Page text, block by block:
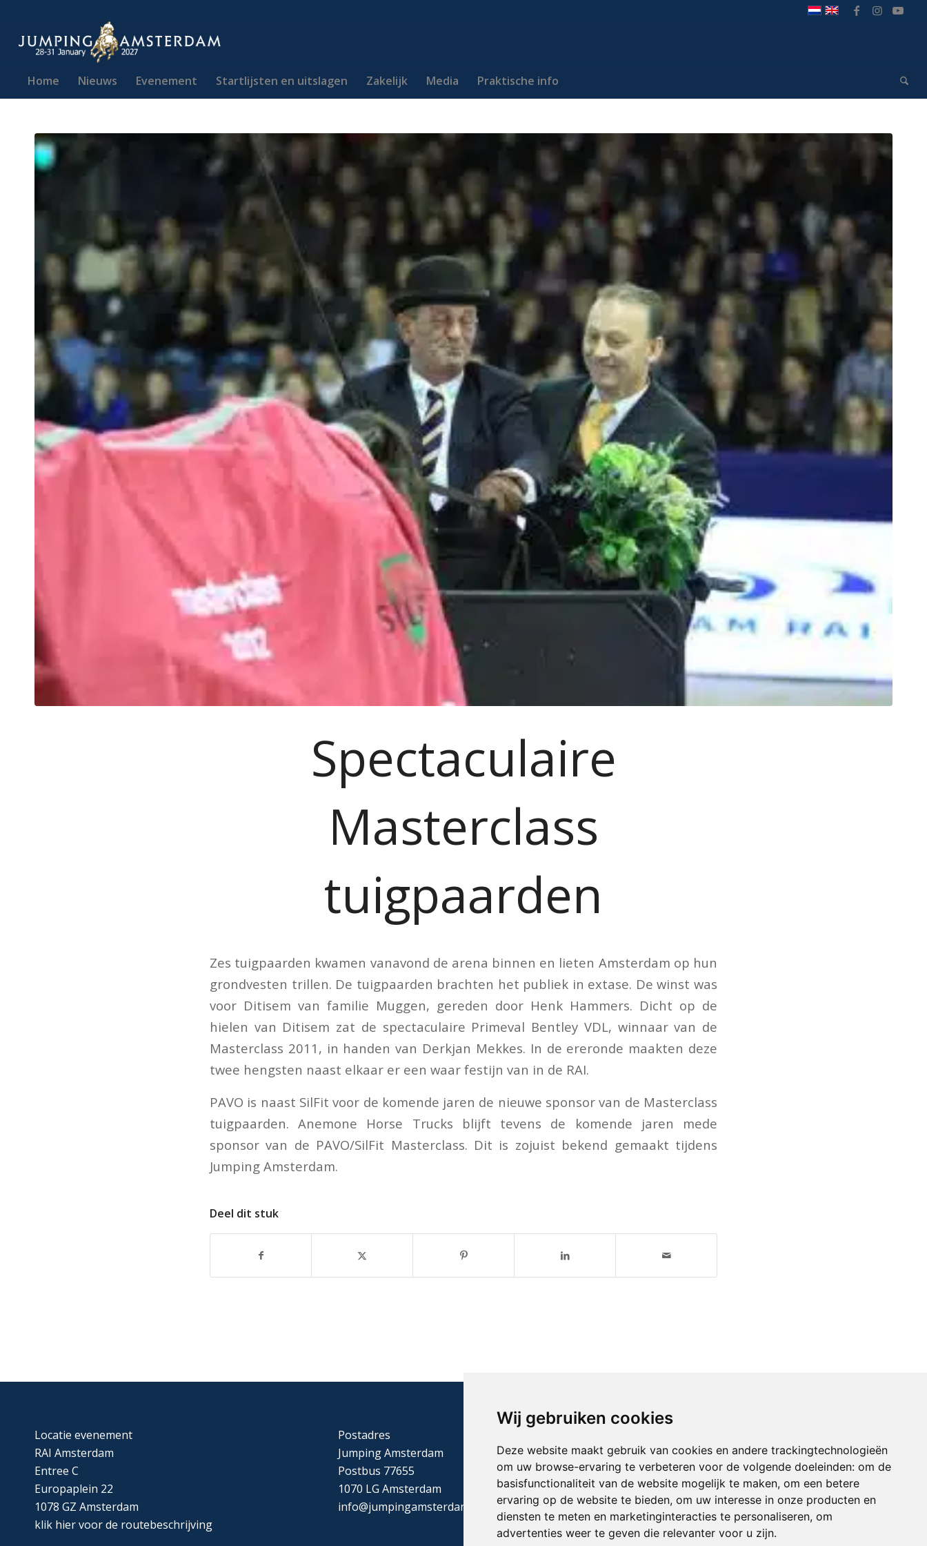
Wij gebruiken cookies
Deze website maakt gebruik van cookies en andere trackingtechnologieën
om uw browse-ervaring te verbeteren voor de volgende doeleinden: om de
basisfunctionaliteit van de website mogelijk te maken, om een betere
ervaring op de website te bieden, om uw interesse in onze producten en
diensten te meten en marketinginteracties te personaliseren, om
advertenties weer te geven die relevanter voor u zijn.
Home Nieuws Evenement Startlijsten en uitslagen Zakelijk Media Praktische info
Spectaculaire
Masterclass
tuigpaarden
Zes tuigpaarden kwamen vanavond de arena binnen en lieten Amsterdam op hun
grondvesten trillen. De tuigpaarden brachten het publiek in extase. De winst was
voor Ditisem van familie Muggen, gereden door Henk Hammers. Dicht op de
hielen van Ditisem zat de spectaculaire Primeval Bentley VDL, winnaar van de
Masterclass 2011, in handen van Derkjan Mekkes. In de ereronde maakten deze
twee hengsten naast elkaar er een waar festijn van in de RAI.
PAVO is naast SilFit voor de komende jaren de nieuwe sponsor van de Masterclass
tuigpaarden. Anemone Horse Trucks blijft tevens de komende jaren mede
sponsor van de PAVO/SilFit Masterclass. Dit is zojuist bekend gemaakt tijdens
Jumping Amsterdam.
Deel dit stuk
Locatie evenement
RAI Amsterdam
Entree C
Europaplein 22
1078 GZ Amsterdam
klik hiervoor de routebeschrijving
Postadres
Jumping Amsterdam
Postbus 77655
1070 LG Amsterdam
info@jumpingamsterdam.nl